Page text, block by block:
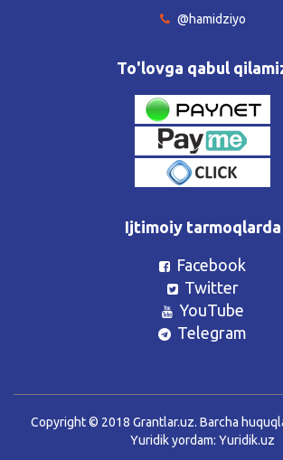
@hamidziyo
To'lovga qabul
Ijtimoiy tarmoqlarda
Facebook
Twitter
YouTube
Telegram
Copyright © 2018 Grantlar.uz. Barcha
Yuridik yordam: Yuridik.uz